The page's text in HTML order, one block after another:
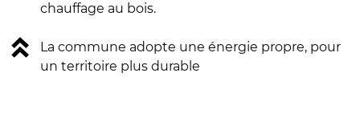
chauffage au bois.
La commune adopte une énergie propre, pour
un territoire plus durable